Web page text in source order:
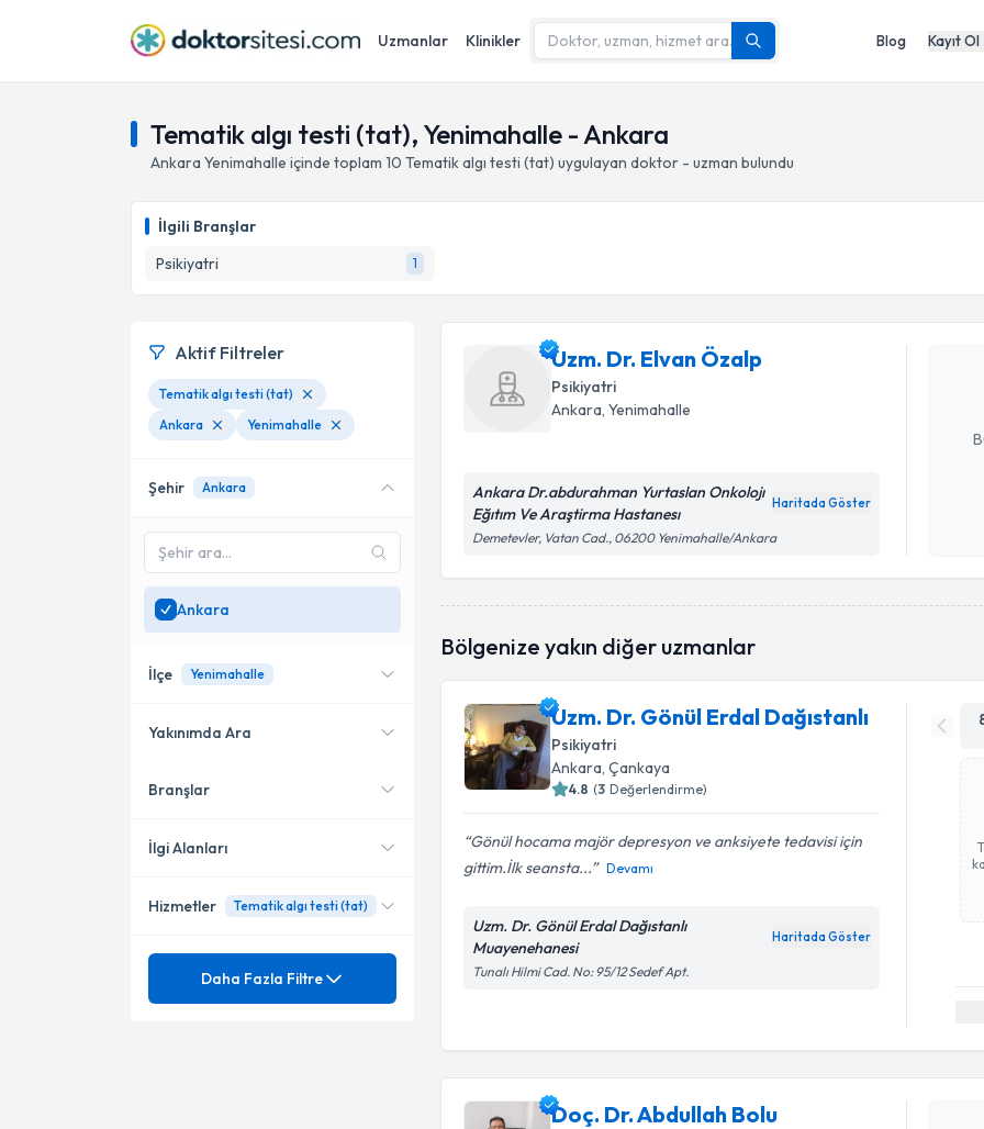
Uzmanlar Klinikler Blog Kayıt Ol
Tematik algı testi (tat), Yenimahalle - Ankara
Ankara Yenimahalle içinde toplam 10 Tematik algı testi (tat) uygulayan doktor - uzman bulundu
İlgili Branşlar
Psikiyatri
1
Uzm. Dr. Elvan Özalp
Psikiyatri
Ankara, Yenimahalle
Ankara Dr.abdurahman Yurtaslan Onkolojı
Eğıtım Ve Araştirma Hastanesı
Haritada Göster
Demetevler, Vatan Cad., 06200 Yenimahalle/Ankara
Uzm. Dr.
Size bu
Bölgenize yakın diğer uzmanlar
Uzm. Dr. Gönül Erdal Dağıstanlı
Psikiyatri
Ankara, Çankaya
4.8 (3 Değerlendirme)
Gönül hocama majör depresyon ve anksiyete tedavisi için
gittim.İlk seansta...
Devamı
Uzm. Dr. Gönül Erdal Dağıstanlı
Muayenehanesi
Haritada Göster
Tunalı Hilmi Cad. No: 95/12 Sedef Apt.
Doç. Dr. Abdullah Bolu
Aktif Filtreler
Tematik algı testi (tat)
Ankara
Yenimahalle
Şehir Ankara
Ankara
İlçe Yenimahalle
Çankaya
Altındağ
Yakınımda Ara
Konumuma yakın uzmanları
Branşlar
Psikiyatri
İlgi Alanları
İnternet Bağımlılığı
Hizmetler Tematik algı testi (tat)
Ünvan
Daha Fazla Filtre